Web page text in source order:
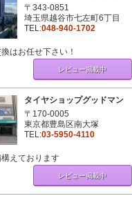
〒343-0851
埼玉県越谷市七左町6丁目
TEL:048-940-1702
はお任せ下さい！
レビュー掲載中
タイヤショップグッドマン
〒170-0005
東京都豊島区南大塚
TEL:03-5950-4110
えております
レビュー掲載中